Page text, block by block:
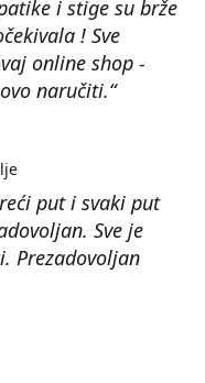
i stige su brže
! Sve
online shop -
naručiti.“
put i svaki put
Sve je
Prezadovoljan